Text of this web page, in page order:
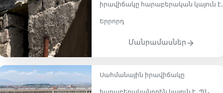
իրավիճակը հարաբերական կայուն է.
Երրորդ
Մանրամասներ
Սահմանային իրավիճակը